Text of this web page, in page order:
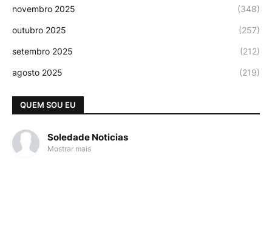
novembro 2025 (348)
outubro 2025 (257)
setembro 2025 (212)
agosto 2025 (219)
QUEM SOU EU
Soledade Noticias
Mostrar mais